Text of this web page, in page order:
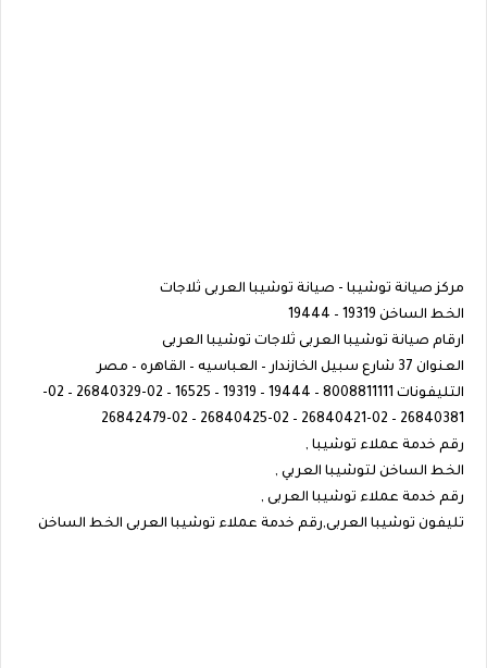
مركز صيانة توشيبا - صيانة توشيبا العربى ثلاجات
الخط الساخن 19319 – 19444
ارقام صيانة توشيبا العربى ثلاجات توشيبا العربى
العنوان 37 شارع سبيل الخازندار – العباسيه – القاهره – مصر
التليفونات 8008811111 – 19444 – 19319 – 16525 – 02-26840329 – 02-
26840381 – 02-26840421 – 02-26840425 – 02-26842479
رقم خدمة عملاء توشيبا ,
الخط الساخن لتوشيبا العربي ,
رقم خدمة عملاء توشيبا العربى ,
تليفون توشيبا العربى,رقم خدمة عملاء توشيبا العربى الخط الساخن